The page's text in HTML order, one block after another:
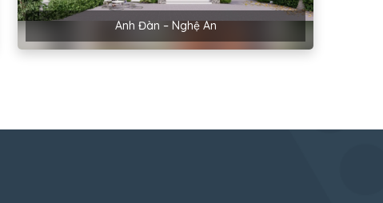
Anh Đàn – Nghệ An